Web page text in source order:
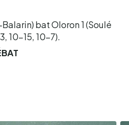
bat Oloron 1 (Soulé
10-15, 10-7).